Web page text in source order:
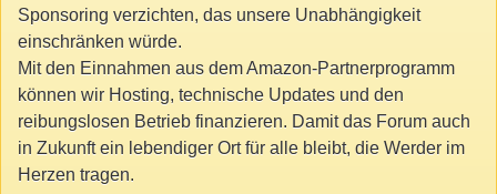
Sponsoring verzichten, das unsere Unabhängigkeit
einschränken würde.
Mit den Einnahmen aus dem Amazon-Partnerprogramm
können wir Hosting, technische Updates und den
reibungslosen Betrieb finanzieren. Damit das Forum auch
in Zukunft ein lebendiger Ort für alle bleibt, die Werder im
Herzen tragen.